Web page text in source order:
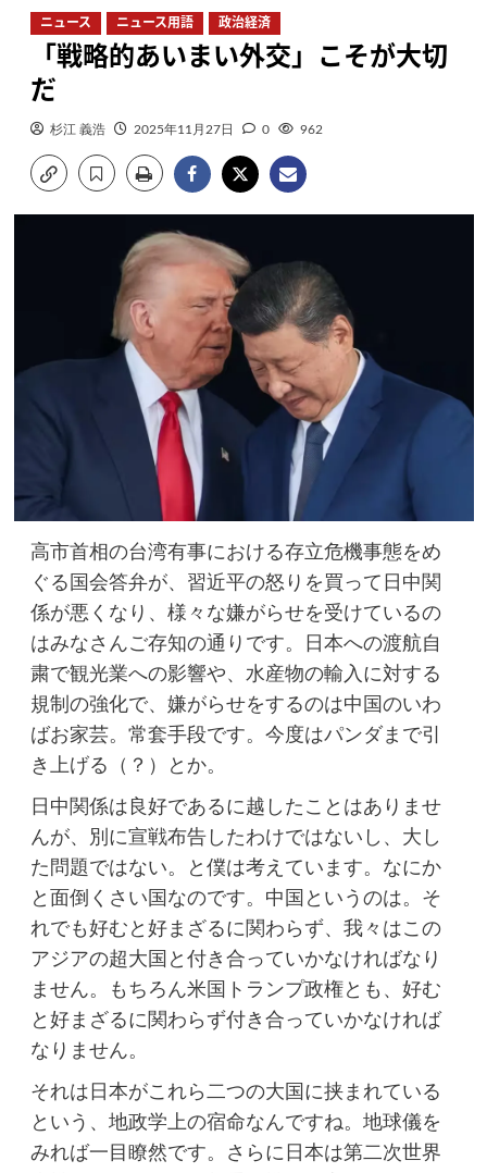
ニ
ュ
ー
ニュース ニュース用語 政治経済
「戦略的あいまい外交」こそが大切
だ
杉江 義浩 2025年11月27日 0 962
高市首相の台湾有事における存立危機事態をめ
ぐる国会答弁が、習近平の怒りを買って日中関
係が悪くなり、様々な嫌がらせを受けているの
はみなさんご存知の通りです。日本への渡航自
粛で観光業への影響や、水産物の輸入に対する
規制の強化で、嫌がらせをするのは中国のいわ
ばお家芸。常套手段です。今度はパンダまで引
き上げる（？）とか。
日中関係は良好であるに越したことはありませ
んが、別に宣戦布告したわけではないし、大し
た問題ではない。と僕は考えています。なにか
と面倒くさい国なのです。中国というのは。そ
れでも好むと好まざるに関わらず、我々はこの
アジアの超大国と付き合っていかなければなり
ません。もちろん米国トランプ政権とも、好む
と好まざるに関わらず付き合っていかなければ
なりません。
それは日本がこれら二つの大国に挟まれている
という、地政学上の宿命なんですね。地球儀を
みれば一目瞭然です。さらに日本は第二次世界